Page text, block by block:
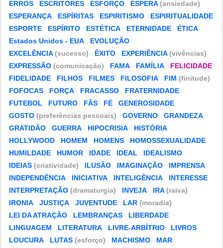
ERROS ESCRITORES ESFORÇO ESPERA(ansiedade)
ESPERANÇA
ESPÍRITAS ESPIRITISMO
ESPIRITUALIDADE
ESPORTE
ESPÍRITO ESTÉTICA ETERNIDADE
ÉTICA
Estados Unidos - EUA
EVOLUÇÃO
EXCELÊNCIA(sucesso) ÊXITO EXPERIÊNCIA(vivências)
EXPRESSÃO (comunicação) FAMA FAMÍLIA
FELICIDADE
FIDELIDADE
FILHOS FILMES FILOSOFIA FIM (finitude)
FOFOCAS
FORÇA FRACASSO
FRATERNIDADE
FUTEBOL
FUTURO FÃS FÉ
GENEROSIDADE
GOSTO (preferências pessoais) GOVERNO
GRANDEZA
GRATIDÃO
GUERRA HIPOCRISIA
HISTÓRIA
HOLLYWOOD
HOMEM HOMENS
HOMOSSEXUALIDADE
HUMILDADE
HUMOR IDADE IDEAL
IDEALISMO
IDEIAS (criatividade) ILUSÃO IMAGINAÇÃO
IMPRENSA
INDEPENDÊNCIA
INICIATIVA INTELIGÊNCIA
INTERESSE
INTERPRETAÇÃO (dramaturgia) INVEJA IRA(raiva)
IRONIA
JUSTIÇA JUVENTUDE LAR (moradia)
LEI DA ATRAÇÃO
LEMBRANÇAS
LIBERDADE
LINGUAGEM
LITERATURA LIVRE-ARBÍTRIO
LIVROS
LOUCURA
LUTAS (esforço) MACHISMO
MAR